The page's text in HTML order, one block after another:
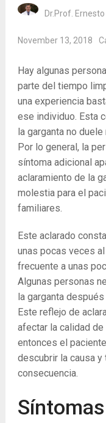
Dr.Prof.
November 13, 2018
Hay algunas
parte del tiempo
una experiencia
ese individuo. Esta
la garganta no
Por lo general, la
síntoma adicional
aclaramiento de la
molestia para el
familiares.
Este aclarado
unas pocas veces
frecuente a unas
Algunas personas
la garganta
Este reflejo de
afectar la calidad de
entonces el
descubrir la causa y
consecuencia.